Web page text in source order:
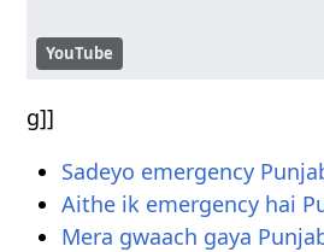
YouTube
g]]
Sadeyo emergency
Aithe ik emergency hai
Mera gwaach gaya